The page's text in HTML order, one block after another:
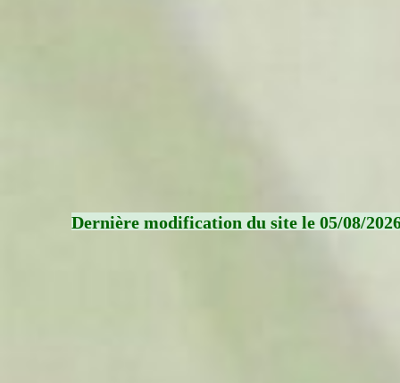
Dernière modification du site le 05/08/